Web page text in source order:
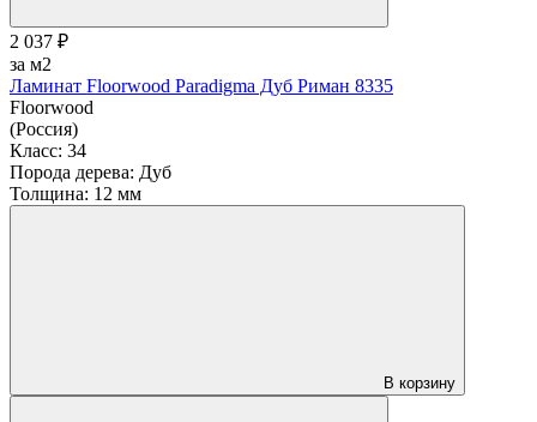
2 037 ₽
за м2
Ламинат Floorwood Paradigma Дуб Риман 8335
Floorwood
(Россия)
Класс: 34
Порода дерева: Дуб
Толщина: 12 мм
В корзину